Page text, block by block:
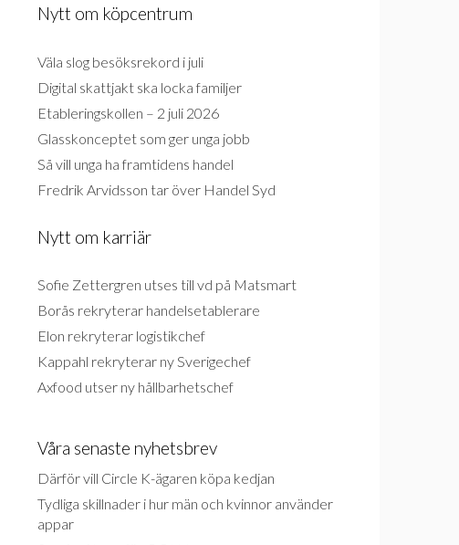
Nytt om köpcentrum
Väla slog besöksrekord i juli
Digital skattjakt ska locka familjer
Etableringskollen – 2 juli 2026
Glasskonceptet som ger unga jobb
Så vill unga ha framtidens handel
Fredrik Arvidsson tar över Handel Syd
Nytt om karriär
Sofie Zettergren utses till vd på Matsmart
Borås rekryterar handelsetablerare
Elon rekryterar logistikchef
Kappahl rekryterar ny Sverigechef
Axfood utser ny hållbarhetschef
Våra senaste nyhetsbrev
Därför vill Circle K-ägaren köpa kedjan
Tydliga skillnader i hur män och kvinnor använder
appar